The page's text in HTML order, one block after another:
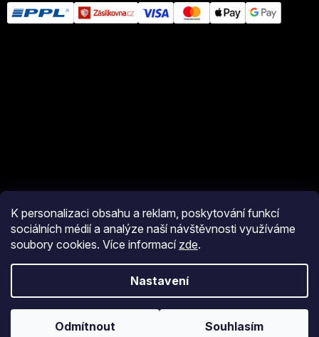
K personalizaci obsahu a reklam, poskytování funkcí
sociálních médií a analýze naší návštěvnosti využíváme
soubory cookies. Více informací zde.
Nastavení
Odmítnout Souhlasím
Vytvořil Shoptet
eshop JM Pyro . Všechna práva vyhrazena.
nastavení cookies